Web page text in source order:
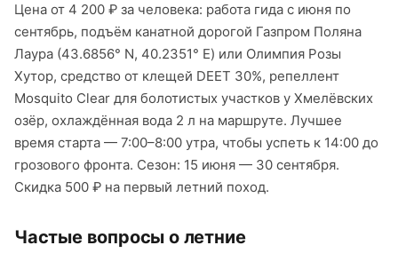
Цена от 4 200 ₽ за человека: работа гида с июня по
сентябрь, подъём канатной дорогой Газпром Поляна
Лаура (43.6856° N, 40.2351° E) или Олимпия Розы
Хутор, средство от клещей DEET 30%, репеллент
Mosquito Сlear для болотистых участков у Хмелёвских
озёр, охлаждённая вода 2 л на маршруте. Лучшее
время старта — 7:00–8:00 утра, чтобы успеть к 14:00 до
грозового фронта. Сезон: 15 июня — 30 сентября.
Скидка 500 ₽ на первый летний поход.
Частые вопросы о летние